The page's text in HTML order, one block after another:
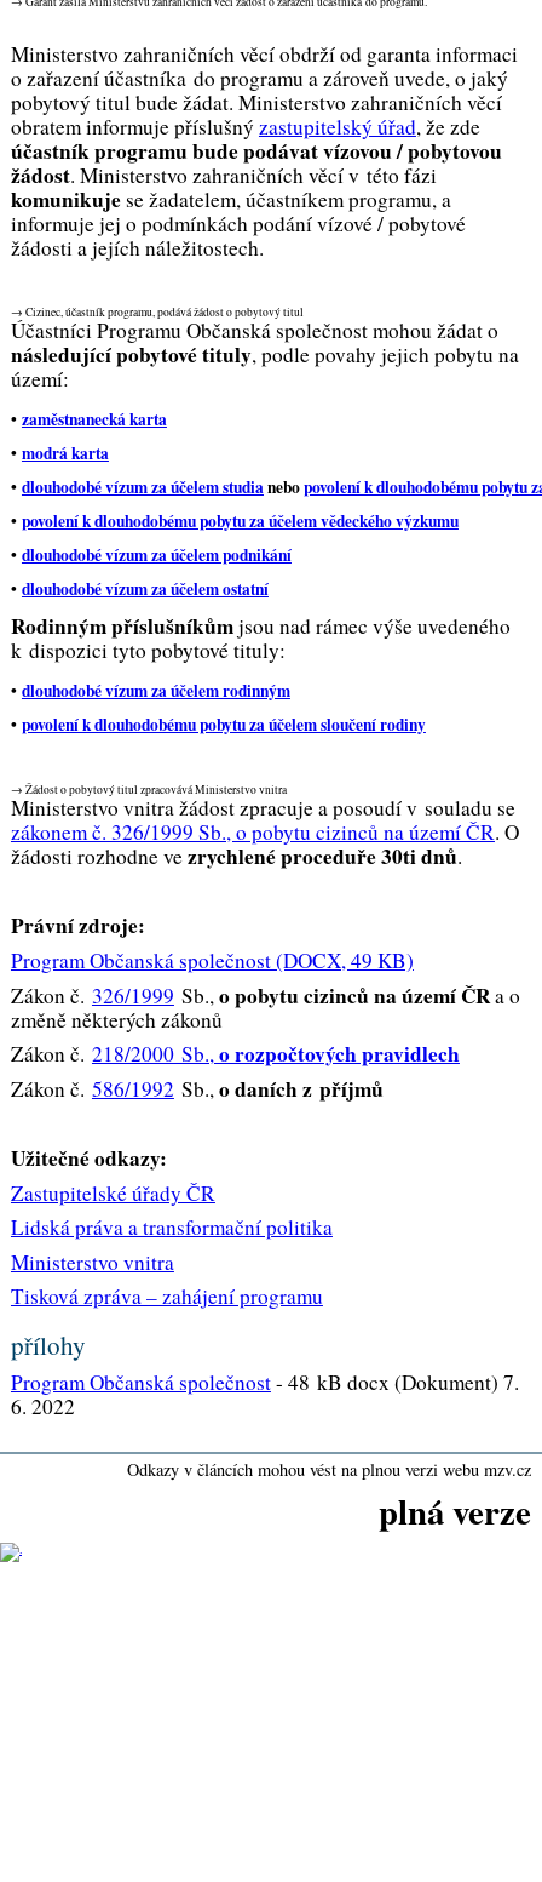
Ministerstvo zahraničních věcí obdrží od garanta informaci
o zařazení účastníka do programu a zároveň uvede, o jaký
pobytový titul bude žádat. Ministerstvo zahraničních věcí
obratem informuje příslušný zastupitelský úřad, že zde
účastník programu bude podávat vízovou / pobytovou
žádost. Ministerstvo zahraničních věcí v této fázi
komunikujese žadatelem, účastníkem programu, a
informuje jej o podmínkách podání vízové / pobytové
žádosti a jejích náležitostech.
→ Cizinec, účastník programu, podává žádost o pobytový titul
Účastníci Programu Občanská společnost mohou žádat o
následující pobytové tituly, podle povahy jejich pobytu na
území:
• zaměstnanecká karta
• modrá karta
• dlouhodobé vízum za účelem studianebopovolení k dlouhodobému pobytu
• povolení k dlouhodobému pobytu za účelem vědeckého výzkumu
• dlouhodobé vízum za účelem podnikání
• dlouhodobé vízum za účelem ostatní
Rodinným příslušníkůmjsou nad rámec výše uvedeného
k dispozici tyto pobytové tituly:
• dlouhodobé vízum za účelem rodinným
• povolení k dlouhodobému pobytu za účelem sloučení rodiny
→ Žádost o pobytový titul zpracovává Ministerstvo vnitra
Ministerstvo vnitra žádost zpracuje a posoudí v souladu se
zákonem č. 326/1999 Sb., o pobytu cizinců na území ČR. O
žádosti rozhodne vezrychlené proceduře 30ti dnů.
Právní zdroje:
Program Občanská společnost (DOCX, 49 KB)
Zákon č. 326/1999 Sb.,o pobytu cizinců na území ČRa o
změně některých zákonů
Zákon č. 218/2000 Sb.,o rozpočtových pravidlech
Zákon č. 586/1992 Sb.,o daních z příjmů
Užitečné odkazy:
Zastupitelské úřady ČR
Lidská práva a transformační politika
Ministerstvo vnitra
Tisková zpráva – zahájení programu
přílohy
Program Občanská společnost- 48 kB docx (Dokument) 7.
6. 2022
Odkazy v článcích mohou vést na plnou verzi webu mzv.cz
plná verze